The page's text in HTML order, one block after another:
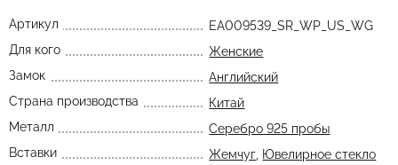
Артикул
EA009539_SR_WP_US_WG
Для кого
Женские
Замок
Английский
Страна производства
Китай
Металл
Серебро 925 пробы
Вставки
Жемчуг Ювелирное стекло